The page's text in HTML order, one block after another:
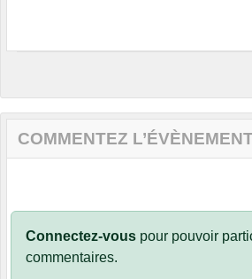
COMMENTEZ
Connectez-vous pour pouvoir
commentaires.